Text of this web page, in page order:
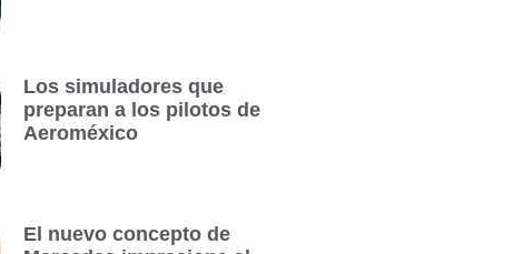
Los simuladores que
preparan a los pilotos de
Aeroméxico
El nuevo concepto de